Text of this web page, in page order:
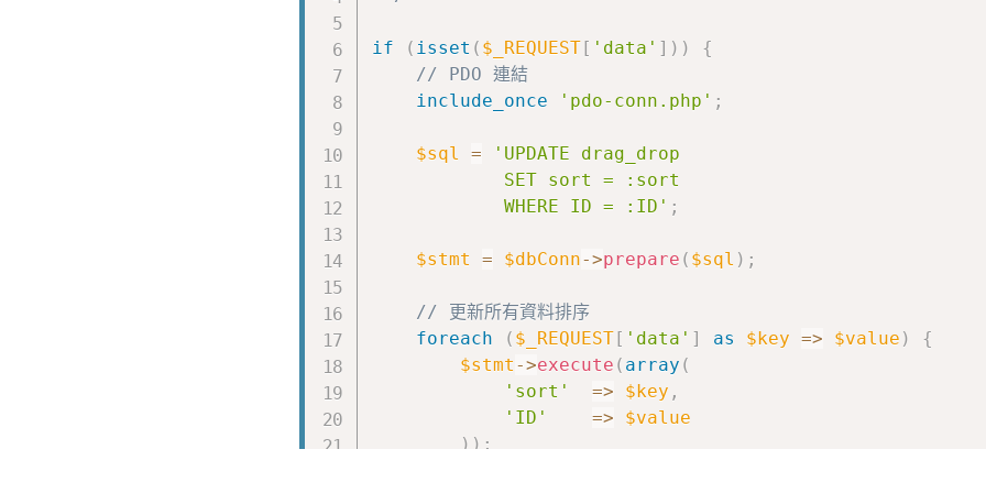
        dragged
event target
        dragged
rowIndex
            event
target . parentNode
}
}
// 當拖動的元素或者文本離開有效的放置目標 dragleave 事件就會觸發
addEventListener
if ( isset ( $_REQUEST[ 'data' ] ) )
{
// PDO 連結
include_once
'pdo-conn.php' ;
$sql =
'UPDATE drag_drop
            SET sort = :sort
            WHERE ID = :ID'
;
$stmt = $dbConn->prepare ( $sql ) ;
// 更新所有資料排序
foreach
( $_REQUEST[ 'data' ] as $key => $value )
{
$stmt ->execute ( array (
'sort'
=> $key ,
'ID'
=>
$value
) ) ;